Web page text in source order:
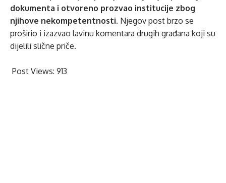
dokumenta i otvoreno prozvao institucije zbog
njihove nekompetentnosti. Njegov post brzo se
proširio i izazvao lavinu komentara drugih građana koji su
dijelili slične priče.
Post Views: 913